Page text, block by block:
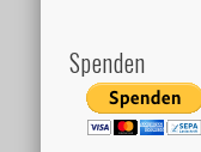
Spenden